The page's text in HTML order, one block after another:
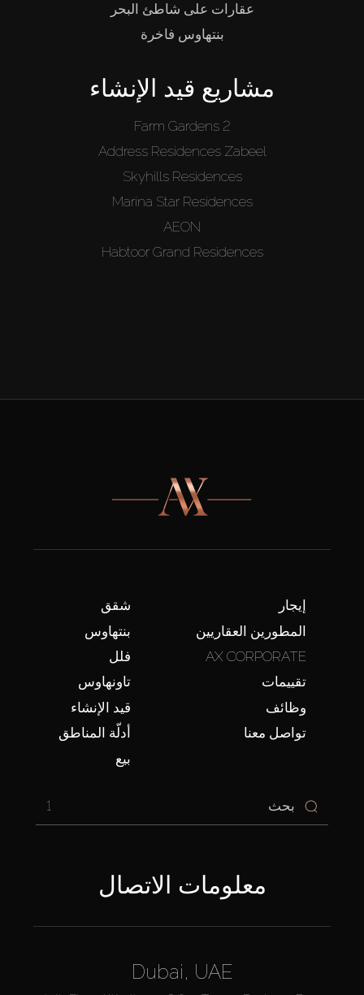
عقارات على شاطئ البحر
بنتهاوس فاخرة
مشاريع قيد الإنشاء
Farm Gardens 2
Address Residences Zabeel
Skyhills Residences
Marina Star Residences
AEON
Habtoor Grand Residences
شقق
بنتهاوس
فلل
تاونهاوس
قيد الإنشاء
أدلّة المناطق
بيع
إيجار
المطورين العقاريين
AX CORPORATE
تقييمات
وظائف
تواصل معنا
1
معلومات الاتصال
Dubai, UAE